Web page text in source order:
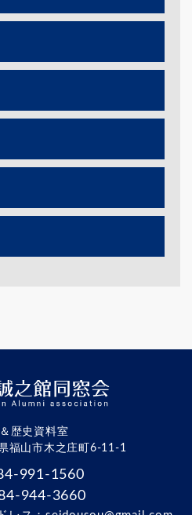
歴史資料室
福山市木之庄町6-11-1
991-1560
944-3660